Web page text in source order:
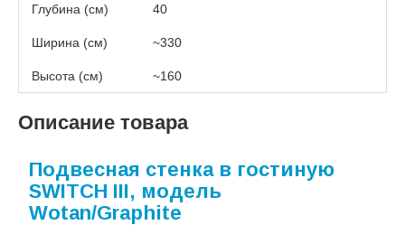
Глубина (см) 40
Ширина (см) ~330
Высота (см) ~160
Описание товара
Подвесная стенка в гостиную
SWITCH III, модель
Wotan/Graphite